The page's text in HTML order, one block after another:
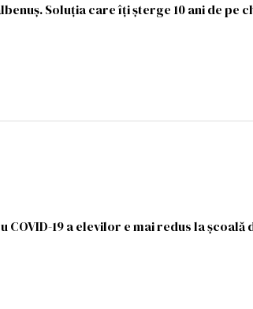
Soluția care îți șterge 10 ani de pe
19 a elevilor e mai redus la şcoală